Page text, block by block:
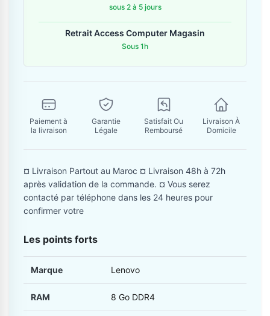
sous 2 à 5 jours
Retrait Access Computer Magasin
Sous 1h
Paiement à
la livraison
Garantie
Légale
Satisfait Ou
Remboursé
Livraison À
Domicile
¤ Livraison Partout au Maroc ¤ Livraison 48h à 72h
après validation de la commande. ¤ Vous serez
contacté par téléphone dans les 24 heures pour
confirmer votre
Les points forts
Marque Lenovo
RAM 8 Go DDR4